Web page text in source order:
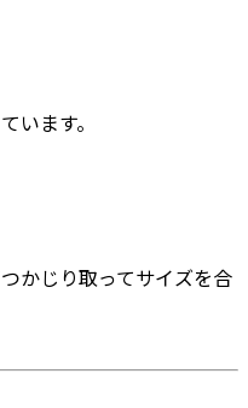
います。
かじり取ってサイズを合